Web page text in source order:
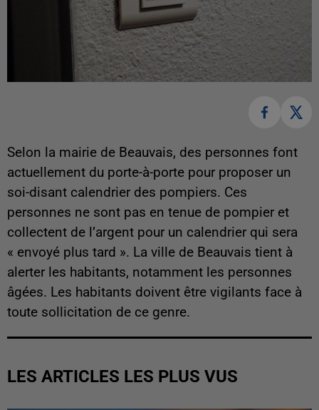
Selon la mairie de Beauvais, des personnes font
actuellement du porte-à-porte pour proposer un
soi-disant calendrier des pompiers. Ces
personnes ne sont pas en tenue de pompier et
collectent de l’argent pour un calendrier qui sera
« envoyé plus tard ». La ville de Beauvais tient à
alerter les habitants, notamment les personnes
âgées. Les habitants doivent être vigilants face à
toute sollicitation de ce genre.
LES ARTICLES LES PLUS VUS